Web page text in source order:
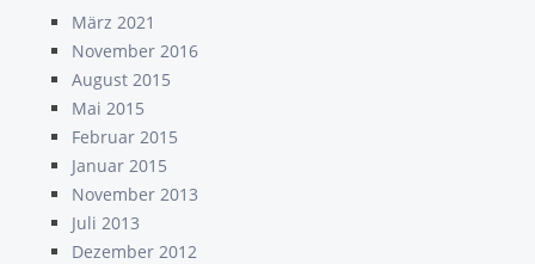
März 2021
November 2016
August 2015
Mai 2015
Februar 2015
Januar 2015
November 2013
Juli 2013
Dezember 2012